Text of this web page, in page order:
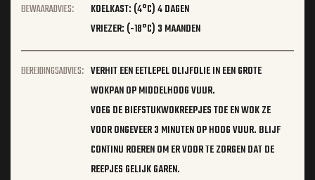
BEWAARADVIES:
KOELKAST: (4°C) 4 DAGEN
VRIEZER: (-18°C) 3 MAANDEN
BEREIDINGSADVIES: VERHIT EEN EETLEPEL OLIJFOLIE IN EEN GROTE
WOKPAN OP MIDDELHOOG VUUR.
VOEG DE BIEFSTUKWOKREEPJES TOE EN WOK ZE
VOOR ONGEVEER 3 MINUTEN OP HOOG VUUR. BLIJF
CONTINU ROEREN OM ER VOOR TE ZORGEN DAT DE
REEPJES GELIJK GAREN.